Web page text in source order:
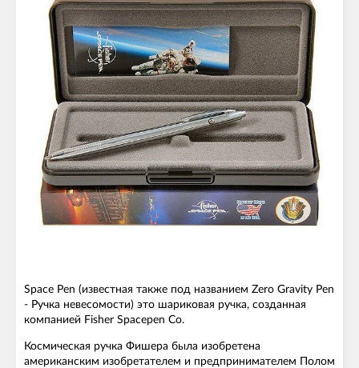
Space Pen (известная также под названием Zero Gravity Pen
- Ручка невесомости) это шариковая ручка, созданная
компанией Fisher Spacepen Co.
Космическая ручка Фишера была изобретена
американским изобретателем и предпринимателем Полом